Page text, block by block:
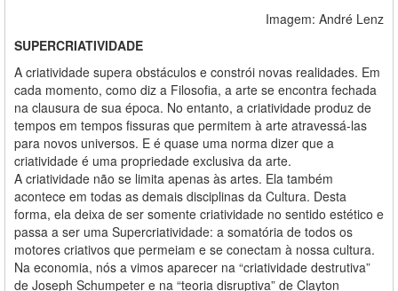
Imagem: André Lenz
SUPERCRIATIVIDADE
A criatividade supera obstáculos e constrói novas realidades. Em
cada momento, como diz a Filosofia, a arte se encontra fechada
na clausura de sua época. No entanto, a criatividade produz de
tempos em tempos fissuras que permitem à arte atravessá-las
para novos universos. E é quase uma norma dizer que a
criatividade é uma propriedade exclusiva da arte.
A criatividade não se limita apenas às artes. Ela também
acontece em todas as demais disciplinas da Cultura. Desta
forma, ela deixa de ser somente criatividade no sentido estético e
passa a ser uma Supercriatividade: a somatória de todos os
motores criativos que permeiam e se conectam à nossa cultura.
Na economia, nós a vimos aparecer na “criatividade destrutiva”
de Joseph Schumpeter e na “teoria disruptiva” de Clayton